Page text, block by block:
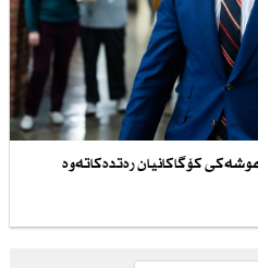
كۆگاكانیان رەتدەكاتەوە